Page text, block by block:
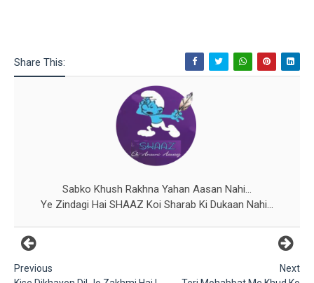
Share This:
Sabko Khush Rakhna Yahan Aasan Nahi...
Ye Zindagi Hai SHAAZ Koi Sharab Ki Dukaan Nahi...
Next
Previous